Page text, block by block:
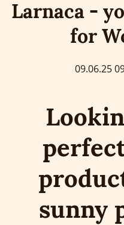
Larnaca -
for
09.06.25
sunny